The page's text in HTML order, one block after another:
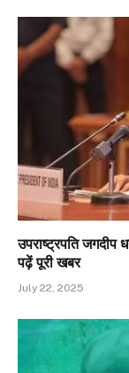
उपराष्ट्रपति जगदीप
पढ़ें पूरी खबर
July 22, 2025